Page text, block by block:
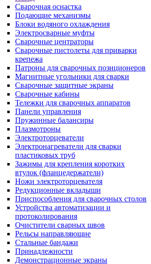
Сварочная оснастка
Подающие механизмы
Блоки водяного охлаждения
Электросварные муфты
Сварочные центраторы
Сварочные пистолеты для приварки
крепежа
Патроны для сварочных позиционеров
Магнитные угольники для сварки
Сварочные защитные экраны
Сварочные кабины
Тележки для сварочных аппаратов
Панели управления
Пружинные балансиры
Плазмотроны
Электроторцеватели
Электронагреватели для сварки
пластиковых труб
Зажимы для крепления коротких
втулок (фланцедержатели)
Ножи электроторцевателя
Редукционные вкладыши
Приспособления для сварочных столов
Устройства автоматизации и
протоколирования
Очистители сварных швов
Рельсы направляющие
Стальные бандажи
Принадлежности
Демонстрационные экраны